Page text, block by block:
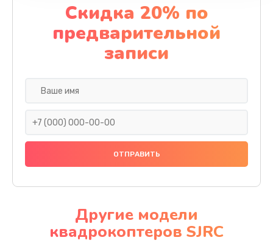
Скидка 20% по
предварительной
записи
Другие модели
квадрокоптеров SJRC